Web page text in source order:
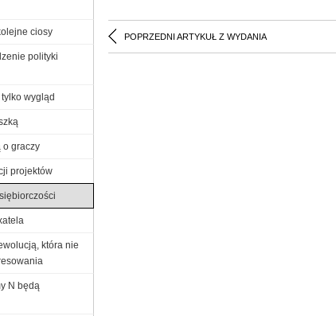
POPRZEDNI ARTYKUŁ Z WYDANIA
ciosy
polityki
wygląd
o graczy
projektów
która nie
N będą